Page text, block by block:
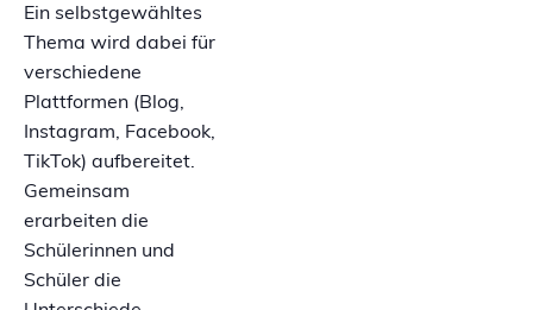
Ein selbstgewähltes
Thema wird dabei für
verschiedene
Plattformen (Blog,
Instagram, Facebook,
TikTok) aufbereitet.
Gemeinsam
erarbeiten die
Schülerinnen und
Schüler die